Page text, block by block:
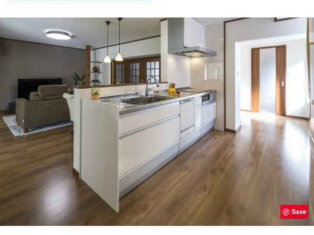
Save